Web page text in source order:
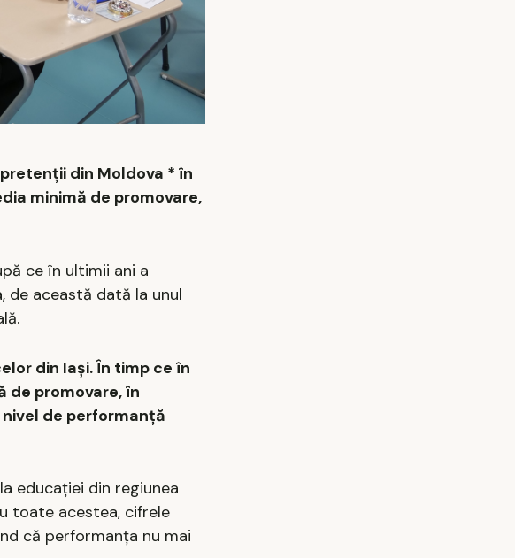
din Moldova * în
minimă de promovare,
ce în ultimii ani a
de această dată la unul
din Iași. În timp ce în
de promovare, în
de performanță
educației din regiunea
toate acestea, cifrele
că performanța nu mai